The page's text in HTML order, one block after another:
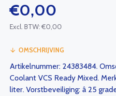
€0,00
Excl. BTW: €0,00
OMSCHRIJVING
Artikelnummer: 24383484.
Coolant VCS Ready Mixed.
liter. Vorstbeveiliging: â 25